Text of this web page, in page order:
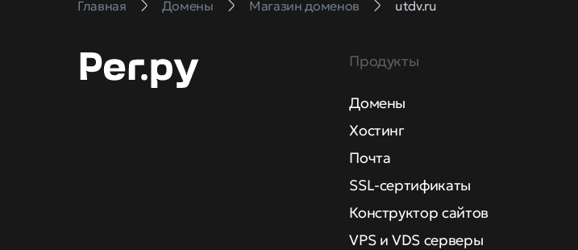
Главная Домены Магазин доменов utdv.ru
Продукты
Домены
Хостинг
Почта
SSL-сертификаты
Конструктор сайтов
VPS и VDS серверы